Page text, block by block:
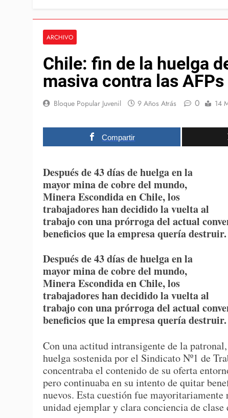
ARCHIVO
Chile: fin de la huelga
masiva contra las AFPs
Bloque Popular Juvenil 9 Años Atrás 0 14
Compartir
Después de 43 días de huelga en la
mayor mina de cobre del mundo,
Minera Escondida en Chile, los
trabajadores han decidido la vuelta al
trabajo con una prórroga del actual
beneficios que la empresa quería destruir.
Después de 43 días de huelga en la
mayor mina de cobre del mundo,
Minera Escondida en Chile, los
trabajadores han decidido la vuelta al
trabajo con una prórroga del actual
beneficios que la empresa quería destruir.
Con una actitud intransigente de la
huelga sostenida por el Sindicato Nº1 de
concentraba el contenido de su oferta
pero continuaba en su intento de quitar
nuevos. Esta cuestión fue
unidad ejemplar y clara conciencia de clase